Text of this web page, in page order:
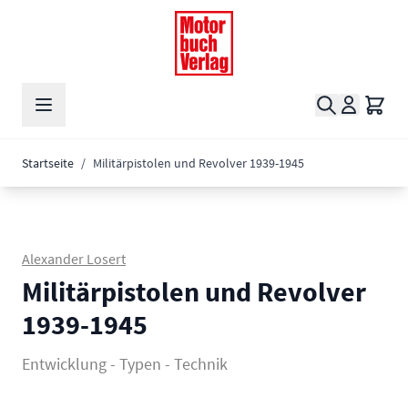
Suche
Startseite / Militärpistolen und Revolver 1939-1945
Alexander Losert
Militärpistolen und Revolver
1939-1945
Entwicklung - Typen - Technik